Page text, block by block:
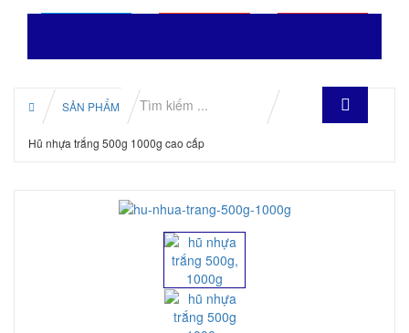
SẢN PHẨM NHỰA CÔNG NGHIỆP
Hũ nhựa trắng 500g 1000g cao cấp